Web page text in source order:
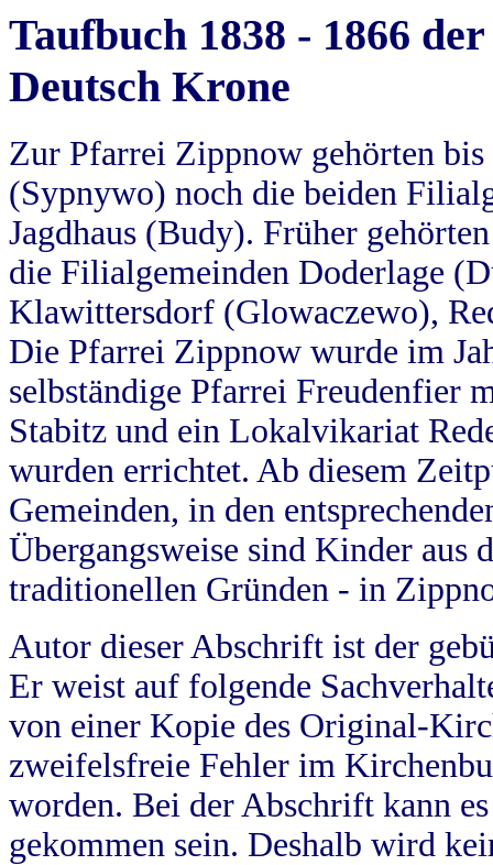
Taufbuch 1838 - 1866
Deutsch Krone
Zur Pfarrei Zippnow gehörten
(Sypnywo) noch die beiden
Jagdhaus (Budy). Früher
die Filialgemeinden Doderlage
Klawittersdorf (Glowaczewo),
Die Pfarrei Zippnow wurde im
selbständige Pfarrei Freudenfier
Stabitz und ein Lokalvikariat
wurden errichtet. Ab diesem
Gemeinden, in den
Übergangsweise sind Kinder aus
traditionellen Gründen - in
Autor dieser Abschrift ist der
Er weist auf folgende
von einer Kopie des Original-
zweifelsfreie Fehler im
worden. Bei der Abschrift kann
gekommen sein. Deshalb wird